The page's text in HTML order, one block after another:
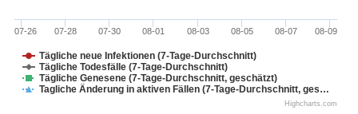
Tägliche neue Infektionen (7-Tage-Durchschnitt)
Tägliche Todesfälle (7-Tage-Durchschnitt)
Tägliche Genesene (7-Tage-Durchschnitt, geschätzt)
Tagliche Änderung in aktiven Fällen (7-Tage-Durchschnitt, ges…
07-26 07-28 07-30 08-01 08-03 08-05 08-07 08-09
Highcharts.com